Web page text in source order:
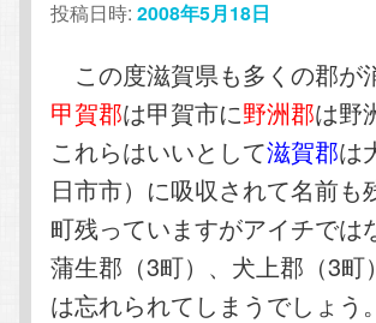
投稿日時:2008年5月18日
この度滋賀県も多くの郡が
甲賀郡は甲賀市に野洲郡は野
これらはいいとして滋賀郡は
日市市）に吸収されて名前
町残っていますがアイチでは
蒲生郡（3町）、犬上郡（3
は忘れられてしまうでしょ